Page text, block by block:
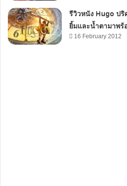
รีวิวหนัง Hugo ป
ยิ้มและน้ำตามาพร้
16 February 2012